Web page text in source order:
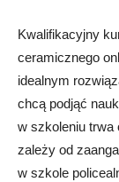
Kwalifikacyjny
ceramicznego
idealnym
chcą podjąć
w szkoleniu trwa
zależy od
w szkole